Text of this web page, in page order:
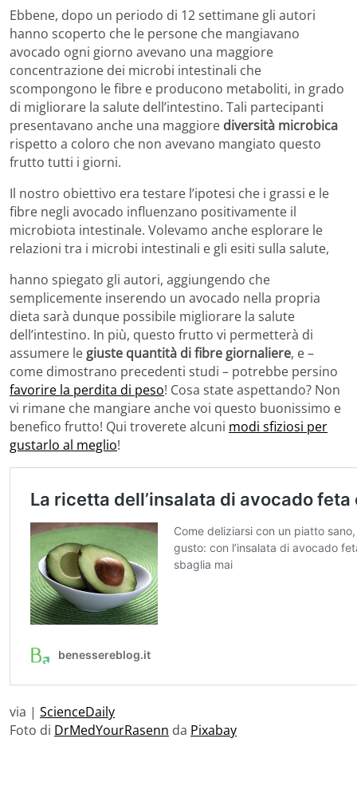
Ebbene, dopo un periodo di 12 settimane gli autori
hanno scoperto che le persone che mangiavano
avocado ogni giorno avevano una maggiore
concentrazione dei microbi intestinali che
scompongono le fibre e producono metaboliti, in grado
di migliorare la salute dell’intestino. Tali partecipanti
presentavano anche una maggiore diversità microbica
rispetto a coloro che non avevano mangiato questo
frutto tutti i giorni.
Il nostro obiettivo era testare l’ipotesi che i grassi e le
fibre negli avocado influenzano positivamente il
microbiota intestinale. Volevamo anche esplorare le
relazioni tra i microbi intestinali e gli esiti sulla salute,
hanno spiegato gli autori, aggiungendo che
semplicemente inserendo un avocado nella propria
dieta sarà dunque possibile migliorare la salute
dell’intestino. In più, questo frutto vi permetterà di
assumere le giuste quantità di fibre giornaliere, e –
come dimostrano precedenti studi – potrebbe persino
favorire la perdita di peso! Cosa state aspettando? Non
vi rimane che mangiare anche voi questo buonissimo e
benefico frutto! Qui troverete alcuni modi sfiziosi per
gustarlo al meglio!
via | ScienceDaily
Foto di DrMedYourRasenn da Pixabay